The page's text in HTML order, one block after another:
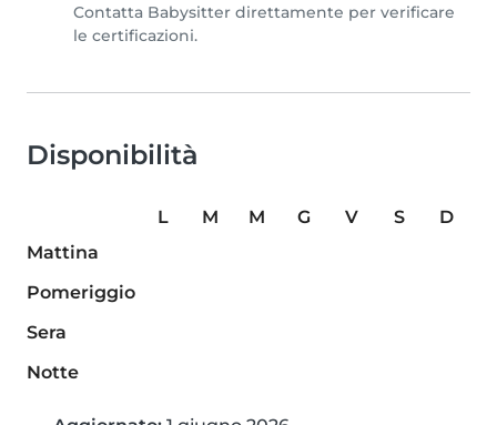
Contatta Babysitter direttamente per verificare
le certificazioni.
Disponibilità
L M M G V S
D
Mattina
Pomeriggio
Sera
Notte